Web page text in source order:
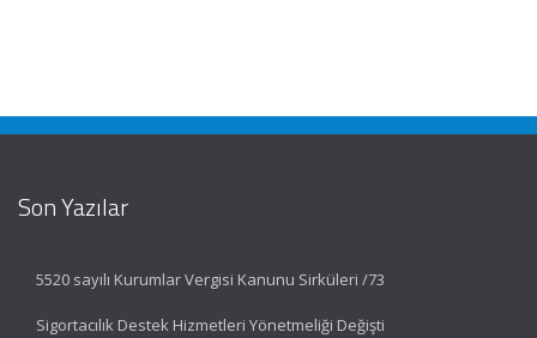
Son Yazılar
5520 sayılı Kurumlar Vergisi Kanunu Sirküleri /73
Sigortacılık Destek Hizmetleri Yönetmeliği Değişti